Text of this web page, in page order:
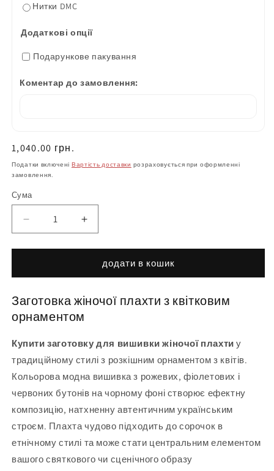
Нитки DMC
Додаткові опції
Подарункове пакування
Коментар до замовлення:
Нормальна
ціна
1,040.00 грн.
Податки включені Вартість доставки розраховується при оформленні
замовлення.
Сума
Зменшіть
кількість
Плахта
9
для
вишивання)
Збільшити
кількість
продукту
Плахта
жіноча
(заготовка
для
додати в кошик
Заготовка жіночої плахти з квітковим
орнаментом
Купити заготовку для вишивки жіночої плахти у
традиційному стилі з розкішним орнаментом з квітів.
Кольорова модна вишивка з рожевих, фіолетових і
червоних бутонів на чорному фоні створює ефектну
композицію, натхненну автентичним українським
строєм. Плахта чудово підходить до сорочок в
етнічному стилі та може стати центральним елементом
вашого святкового чи сценічного образу